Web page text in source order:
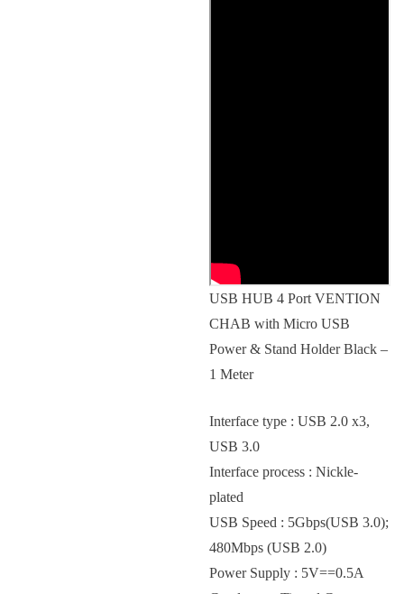
USB HUB 4 Port VENTION
CHAB with Micro USB
Power & Stand Holder Black –
1 Meter
Interface type : USB 2.0 x3,
USB 3.0
Interface process : Nickle-
plated
USB Speed : 5Gbps(USB 3.0);
480Mbps (USB 2.0)
Power Supply : 5V==0.5A